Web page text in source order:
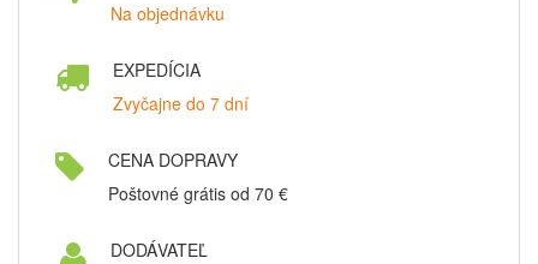
Na objednávku
EXPEDÍCIA
Zvyčajne do 7 dní
CENA DOPRAVY
Poštovné grátis od 70 €
DODÁVATEĽ